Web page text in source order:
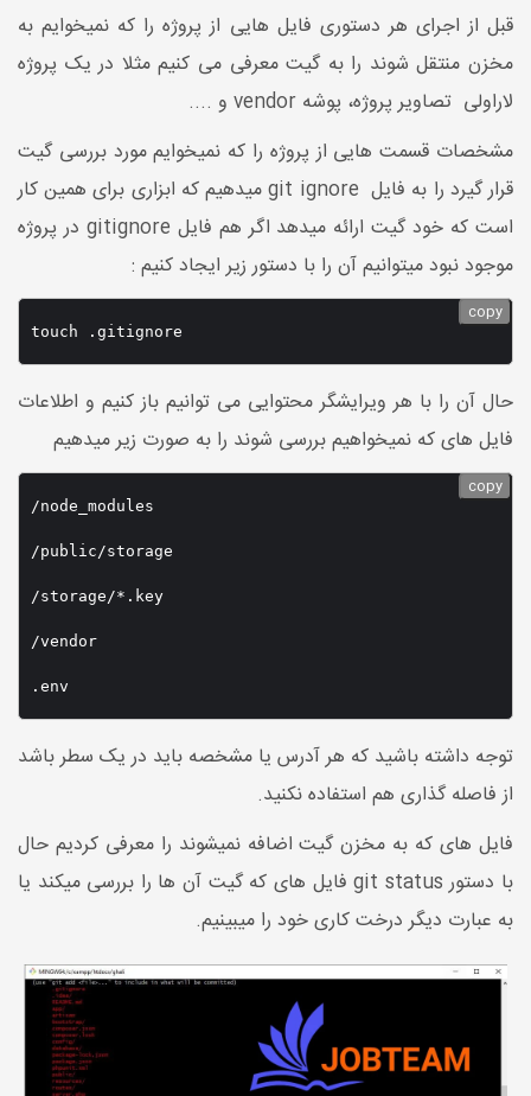
قبل از اجرای هر دستوری فایل هایی از پروژه را که نمیخوایم به
مخزن منتقل شوند را به گیت معرفی می کنیم مثلا در یک پروژه
لاراولی تصاویر پروژه، پوشه vendor و ....
مشخصات قسمت هایی از پروژه را که نمیخوایم مورد بررسی گیت
قرار گیرد را به فایل git ignore میدهیم که ابزاری برای همین کار
است که خود گیت ارائه میدهد اگر هم فایل gitignore در پروژه
موجود نبود میتوانیم آن را با دستور زیر ایجاد کنیم :
touch .gitignore
copy
حال آن را با هر ویرایشگر محتوایی می توانیم باز کنیم و اطلاعات
فایل های که نمیخواهیم بررسی شوند را به صورت زیر میدهیم
/node_modules
/public/storage
/storage/*.key
/vendor
.env
copy
توجه داشته باشید که هر آدرس یا مشخصه باید در یک سطر باشد
از فاصله گذاری هم استفاده نکنید.
فایل های که به مخزن گیت اضافه نمیشوند را معرفی کردیم حال
با دستور git status فایل های که گیت آن ها را بررسی میکند یا
به عبارت دیگر درخت کاری خود را میبینیم.